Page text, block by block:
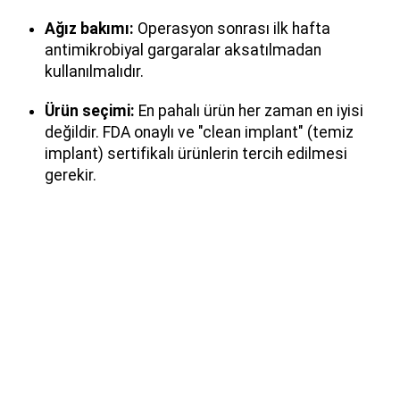
Ağız bakımı: Operasyon sonrası ilk hafta
antimikrobiyal gargaralar aksatılmadan
kullanılmalıdır.
Ürün seçimi: En pahalı ürün her zaman en iyisi
değildir. FDA onaylı ve "clean implant" (temiz
implant) sertifikalı ürünlerin tercih edilmesi
gerekir.